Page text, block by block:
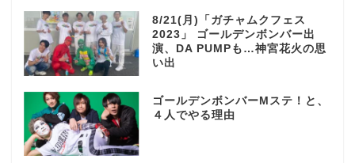
8/21(月)「ガチャムクフェス
2023」 ゴールデンボンバー出
演、DA PUMPも…神宮花火の思
い出
ゴールデンボンバーMステ！と、
４人でやる理由